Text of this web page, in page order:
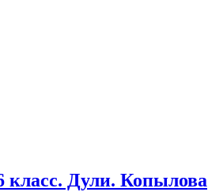
класс. Дули. Копылова